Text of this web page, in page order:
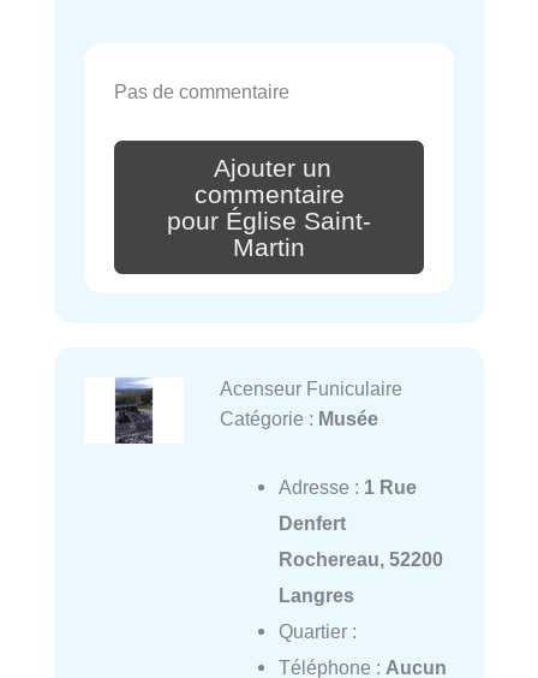
Pas de commentaire
Ajouter un
commentaire
pour Église Saint-
Martin
Acenseur Funiculaire
Catégorie : Musée
Adresse : 1 Rue
Denfert
Rochereau, 52200
Langres
Quartier :
Téléphone : Aucun